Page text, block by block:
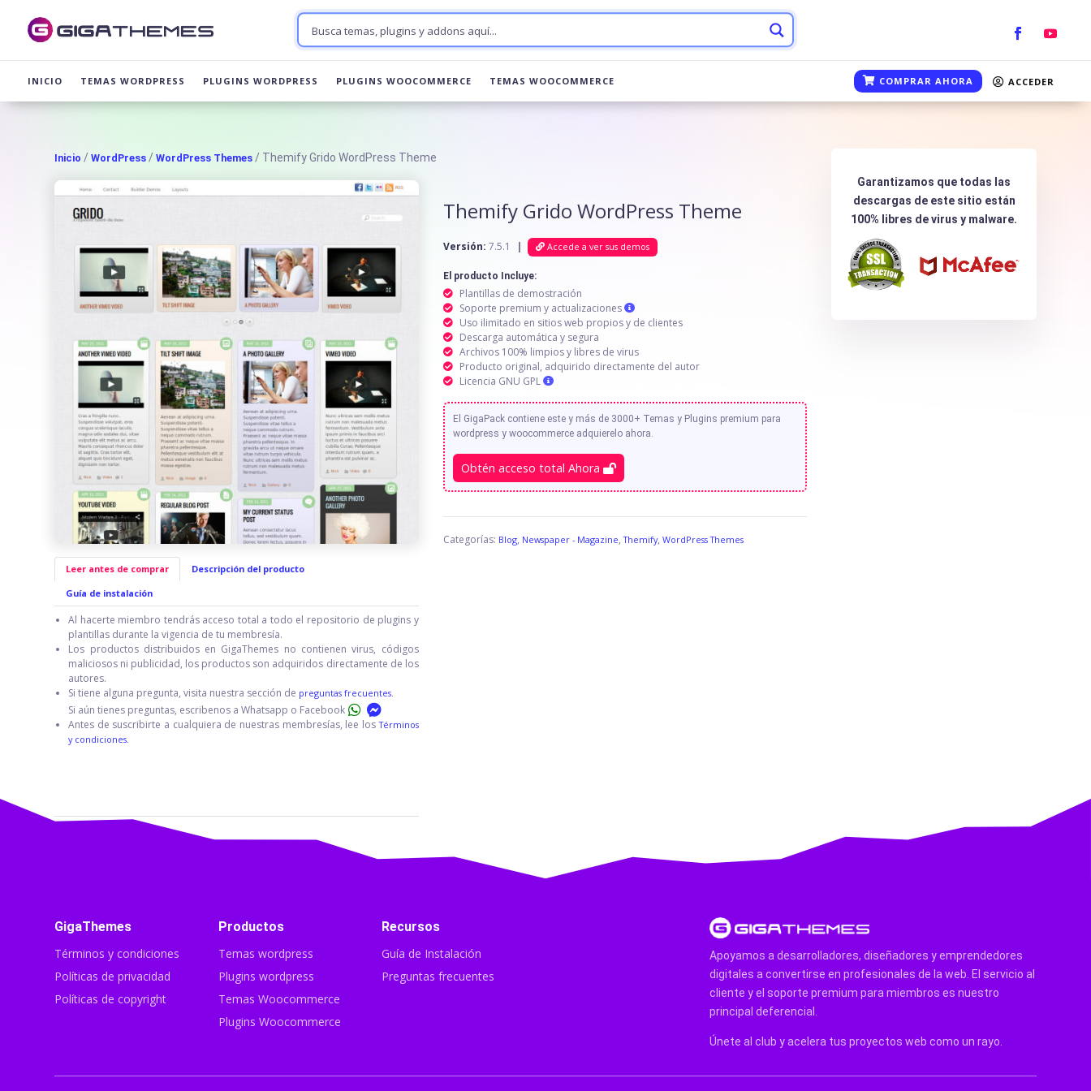
INICIO TEMAS WORDPRESS PLUGINS WORDPRESS PLUGINS WOOCOMMERCE TEMAS WOOCOMMERCE COMPRAR AHORA ACCEDER
Inicio /WordPress /WordPress Themes / Themify Grido WordPress Theme
Leer antes de comprar
Descripción del producto
Guía de instalación
Al hacerte miembro tendrás acceso total a todo el repositorio de plugins y
plantillas durante la vigencia de tu membresía.
Los productos distribuidos en GigaThemes no contienen virus, códigos
maliciosos ni publicidad, los productos son adquiridos directamente de los
autores.
Si tiene alguna pregunta, visita nuestra sección de preguntas frecuentes.
Si aún tienes preguntas, escribenos a Whatsapp o Facebook
Antes de suscribirte a cualquiera de nuestras membresías, lee losTérminos
y condiciones.
Themify Grido WordPress Theme
Versión: 7.5.1 | Accede a ver sus demos
El producto Incluye:
Plantillas de demostración
Soporte premium y actualizaciones
Uso ilimitado en sitios web propios y de clientes
Descarga automática y segura
Archivos 100% limpios y libres de virus
Producto original, adquirido directamente del autor
Licencia GNU GPL
El GigaPack contiene este y más de 3000+ Temas y Plugins premium para
wordpress y woocommerce adquierelo ahora.
Obtén acceso total Ahora
Categorías: Blog, Newspaper - Magazine,Themify, WordPress Themes
Garantizamos que todas las
descargas de este sitio están
100% libres de virus y malware.
GigaThemes
Términos y condiciones
Políticas de privacidad
Políticas de copyright
Productos
Temas wordpress
Plugins wordpress
Temas Woocommerce
Plugins Woocommerce
Recursos
Guía de Instalación
Preguntas frecuentes
Apoyamos a desarrolladores, diseñadores y emprendedores
digitales a convertirse en profesionales de la web. El servicio al
cliente y el soporte premium para miembros es nuestro
principal deferencial.
Únete al club y acelera tus proyectos web como un rayo.